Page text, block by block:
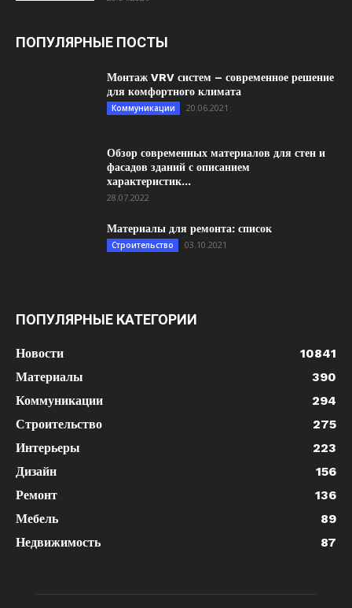
ПОПУЛЯРНЫЕ ПОСТЫ
Монтаж VRV систем – современное решение
для комфортного климата
Коммуникации 20.06.2021
Обзор современных материалов для стен и
фасадов зданий с описанием
характеристик...
28.07.2022
Материалы для ремонта: список
Строительство 03.10.2021
ПОПУЛЯРНЫЕ КАТЕГОРИИ
Новости
10841
Материалы
390
Коммуникации
294
Строительство
275
Интерьеры
223
Дизайн
156
Ремонт
136
Мебель
89
Недвижимость
87